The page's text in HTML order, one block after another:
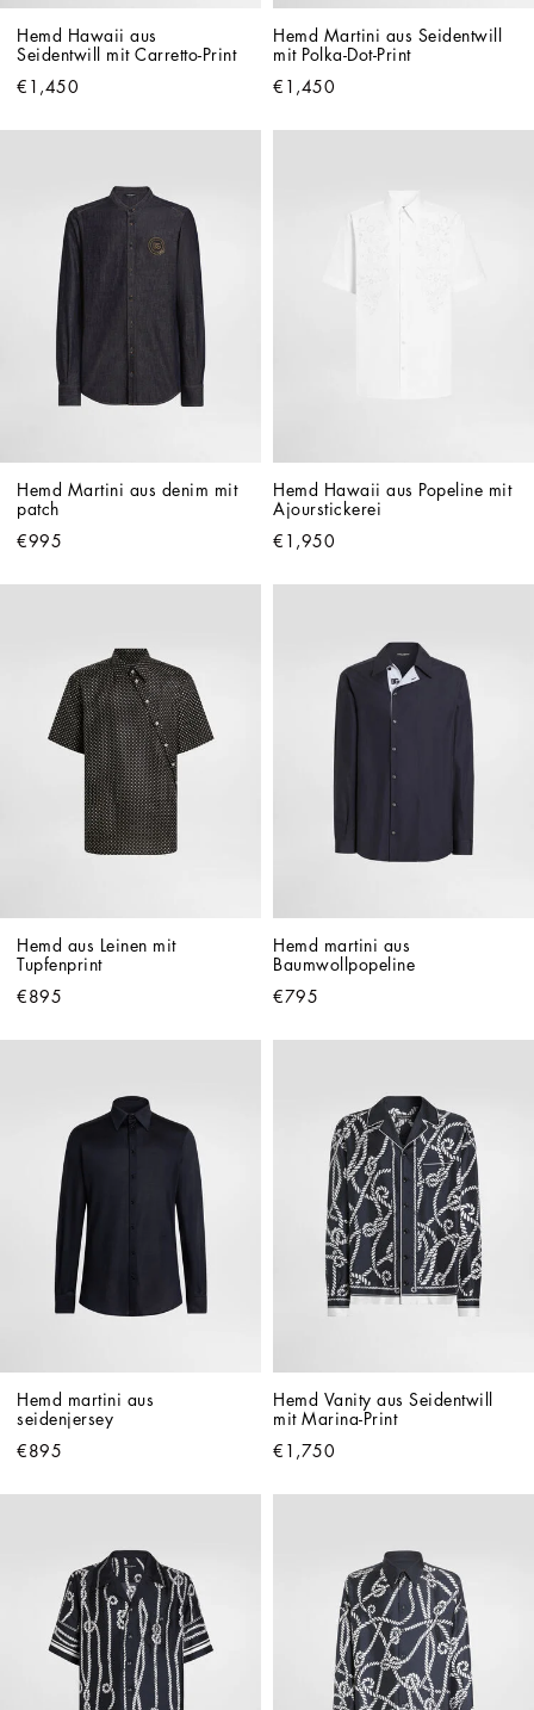
Hemd Hawaii aus
Seidentwill mit Carretto-Print
€1,450
Hemd Martini aus Seidentwill
mit Polka-Dot-Print
€1,450
Hemd Martini aus denim mit
patch
€995
Hemd Hawaii aus Popeline mit
Ajourstickerei
€1,950
Hemd aus Leinen mit
Tupfenprint
€895
Hemd martini aus
Baumwollpopeline
€795
Hemd martini aus
seidenjersey
€895
Hemd Vanity aus Seidentwill
mit Marina-Print
€1,750